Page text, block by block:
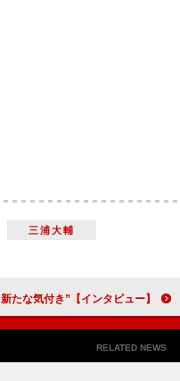
三浦大輔
森山直太朗、「なぜ人間は歌を奏でるのか。人間の根源的なものに迫る旅になった」 ニュージーランドの先住民マオリとの出会いで得た“新たな気付き”【インタビュー】
RELATED NEWS